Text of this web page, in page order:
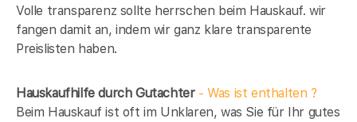
Volle transparenz sollte herrschen beim Hauskauf. wir
fangen damit an, indem wir ganz klare transparente
Preislisten haben.
Hauskaufhilfe durch Gutachter- Was ist enthalten ?
Beim Hauskauf ist oft im Unklaren, was Sie für Ihr gutes